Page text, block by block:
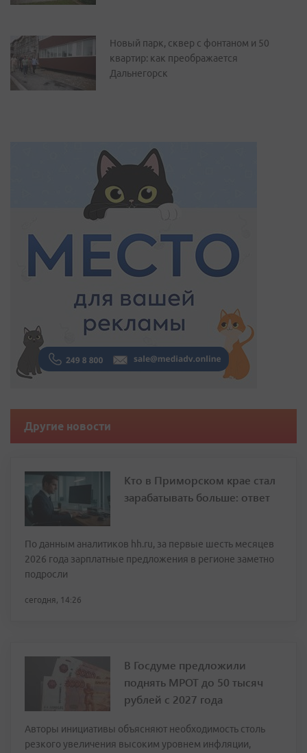
Новый парк, сквер с фонтаном и 50
квартир: как преображается
Дальнегорск
Другие новости
Кто в Приморском крае стал
зарабатывать больше: ответ
По данным аналитиков hh.ru, за первые шесть месяцев
2026 года зарплатные предложения в регионе заметно
подросли
сегодня, 14:26
В Госдуме предложили
поднять МРОТ до 50 тысяч
рублей с 2027 года
Авторы инициативы объясняют необходимость столь
резкого увеличения высоким уровнем инфляции,